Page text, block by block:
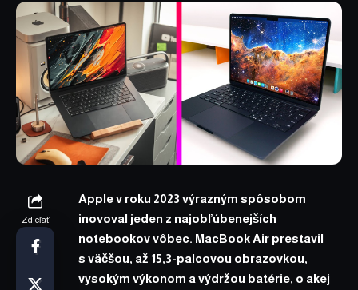
Zdieľať
Apple v roku 2023 výrazným spôsobom
inovoval jeden z najobľúbenejších
notebookov vôbec. MacBook Air prestavil
s väčšou, až 15,3-palcovou obrazovkou,
vysokým výkonom a výdržou batérie, o akej